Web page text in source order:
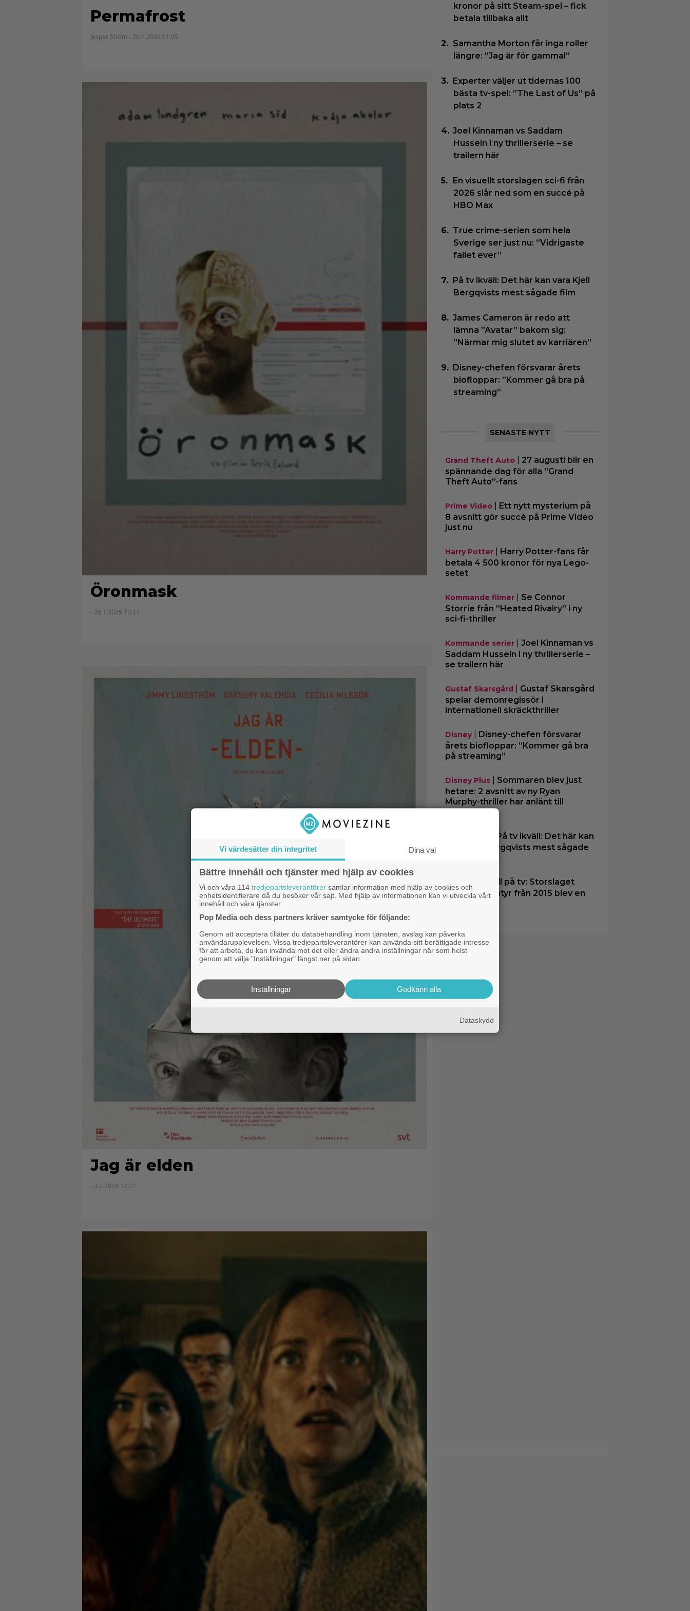
Permafrost
Jesper Ström - 26.1.2026 01:05
Öronmask
- 28.1.2025 10:27
Jag är elden
- 3.2.2024 12:22
kronor på sitt Steam-spel – fick
betala tillbaka allt
Samantha Morton får inga roller
längre: ”Jag är för gammal”
Experter väljer ut tidernas 100
bästa tv-spel: ”The Last of Us” på
plats 2
Joel Kinnaman vs Saddam
Hussein i ny thrillerserie – se
trailern här
En visuellt storslagen sci-fi från
2026 slår ned som en succé på
HBO Max
True crime-serien som hela
Sverige ser just nu: ”Vidrigaste
fallet ever”
På tv ikväll: Det här kan vara Kjell
Bergqvists mest sågade film
James Cameron är redo att
lämna ”Avatar” bakom sig:
”Närmar mig slutet av karriären”
Disney-chefen försvarar årets
biofloppar: ”Kommer gå bra på
streaming”
SENASTE NYTT
Grand Theft Auto
27 augusti blir en
spännande dag för alla ”Grand
Theft Auto”-fans
Prime Video
Ett nytt mysterium på
8 avsnitt gör succé på Prime Video
just nu
Harry Potter| Harry Potter-fans får
betala 4 500 kronor för nya Lego-
setet
Kommande filmer| Se Connor
Storrie från ”Heated Rivalry” i ny
sci-fi-thriller
Kommande serier| Joel Kinnaman vs
Saddam Hussein i ny thrillerserie –
se trailern här
Gustaf Skarsgård
Gustaf Skarsgård
spelar demonregissör i
internationell skräckthriller
Disney| Disney-chefen försvarar
årets biofloppar: ”Kommer gå bra
på streaming”
Disney Plus| Sommaren blev just
hetare: 2 avsnitt av ny Ryan
Murphy-thriller har anlänt till
Disney+
På tv ikväll: Det här kan
vara Kjell Bergqvists mest sågade
Ikväll på tv: Storslaget
fantasy-äventyr från 2015 blev en
Vi värdesätter din integritet Dina val
Bättre innehåll och tjänster med hjälp av cookies
Vi och våra 114 tredjepartsleverantörer samlar information med hjälp av cookies och
enhetsidentifierare då du besöker vår sajt. Med hjälp av informationen kan vi utveckla vårt
innehåll och våra tjänster.
Pop Media och dess partners kräver samtycke för följande:
Genom att acceptera tillåter du databehandling inom tjänsten, avslag kan påverka
användarupplevelsen. Vissa tredjepartsleverantörer kan använda sitt berättigade intresse
för att arbeta, du kan invända mot det eller ändra andra inställningar när som helst
genom att välja "Inställningar" längst ner på sidan.
Godkänn alla
Inställningar
Dataskydd